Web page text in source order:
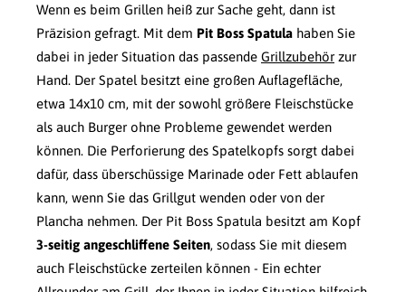
Wenn es beim Grillen heiß zur Sache geht, dann ist
Präzision gefragt. Mit dem Pit Boss Spatula haben Sie
dabei in jeder Situation das passende Grillzubehör zur
Hand. Der Spatel besitzt eine großen Auflagefläche,
etwa 14x10 cm, mit der sowohl größere Fleischstücke
als auch Burger ohne Probleme gewendet werden
können. Die Perforierung des Spatelkopfs sorgt dabei
dafür, dass überschüssige Marinade oder Fett ablaufen
kann, wenn Sie das Grillgut wenden oder von der
Plancha nehmen. Der Pit Boss Spatula besitzt am Kopf
3-seitig angeschliffene Seiten, sodass Sie mit diesem
auch Fleischstücke zerteilen können - Ein echter